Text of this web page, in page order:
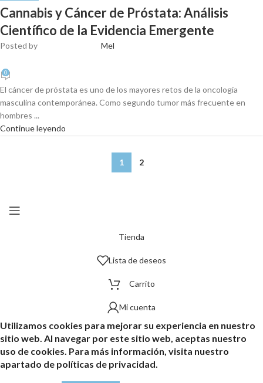
Cannabis y Cáncer de Próstata: Análisis
Científico de la Evidencia Emergente
Posted by Mel
0
El cáncer de próstata es uno de los mayores retos de la oncología
masculina contemporánea. Como segundo tumor más frecuente en
hombres ...
Continue leyendo
1 2
Tienda
Lista de deseos
Carrito
Mi cuenta
Utilizamos cookies para mejorar su experiencia en nuestro
sitio web. Al navegar por este sitio web, aceptas nuestro
uso de cookies. Para más información, visita nuestro
apartado de políticas de privacidad.